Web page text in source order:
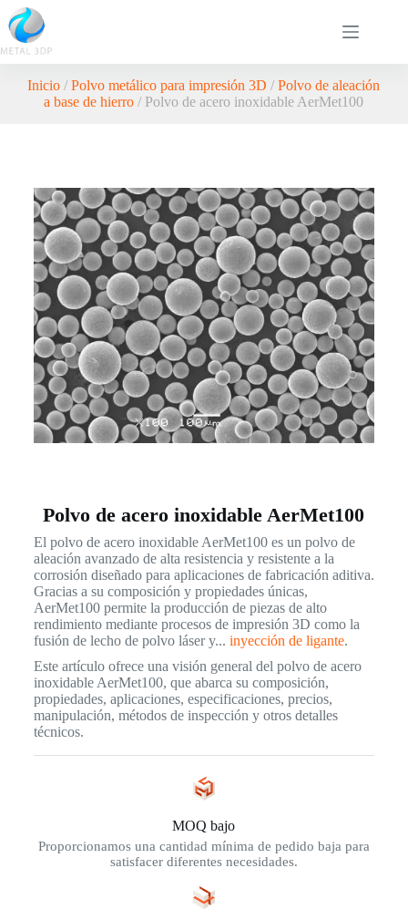
Inicio /Polvo metálico para impresión 3D /Polvo de aleación
a base de hierro / Polvo de acero inoxidable AerMet100
Polvo de acero inoxidable AerMet100
El polvo de acero inoxidable AerMet100 es un polvo de
aleación avanzado de alta resistencia y resistente a la
corrosión diseñado para aplicaciones de fabricación aditiva.
Gracias a su composición y propiedades únicas,
AerMet100 permite la producción de piezas de alto
rendimiento mediante procesos de impresión 3D como la
fusión de lecho de polvo láser y... inyección de ligante.
Este artículo ofrece una visión general del polvo de acero
inoxidable AerMet100, que abarca su composición,
propiedades, aplicaciones, especificaciones, precios,
manipulación, métodos de inspección y otros detalles
técnicos.
MOQ bajo
Proporcionamos una cantidad mínima de pedido baja para
satisfacer diferentes necesidades.